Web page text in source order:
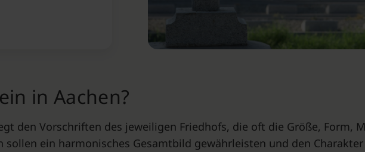
in Aachen⁠?
den Vorschriften des jeweiligen Friedhofs, die oft die Größe, Form,
sollen ein harmonisches Gesamtbild gewährleisten und den